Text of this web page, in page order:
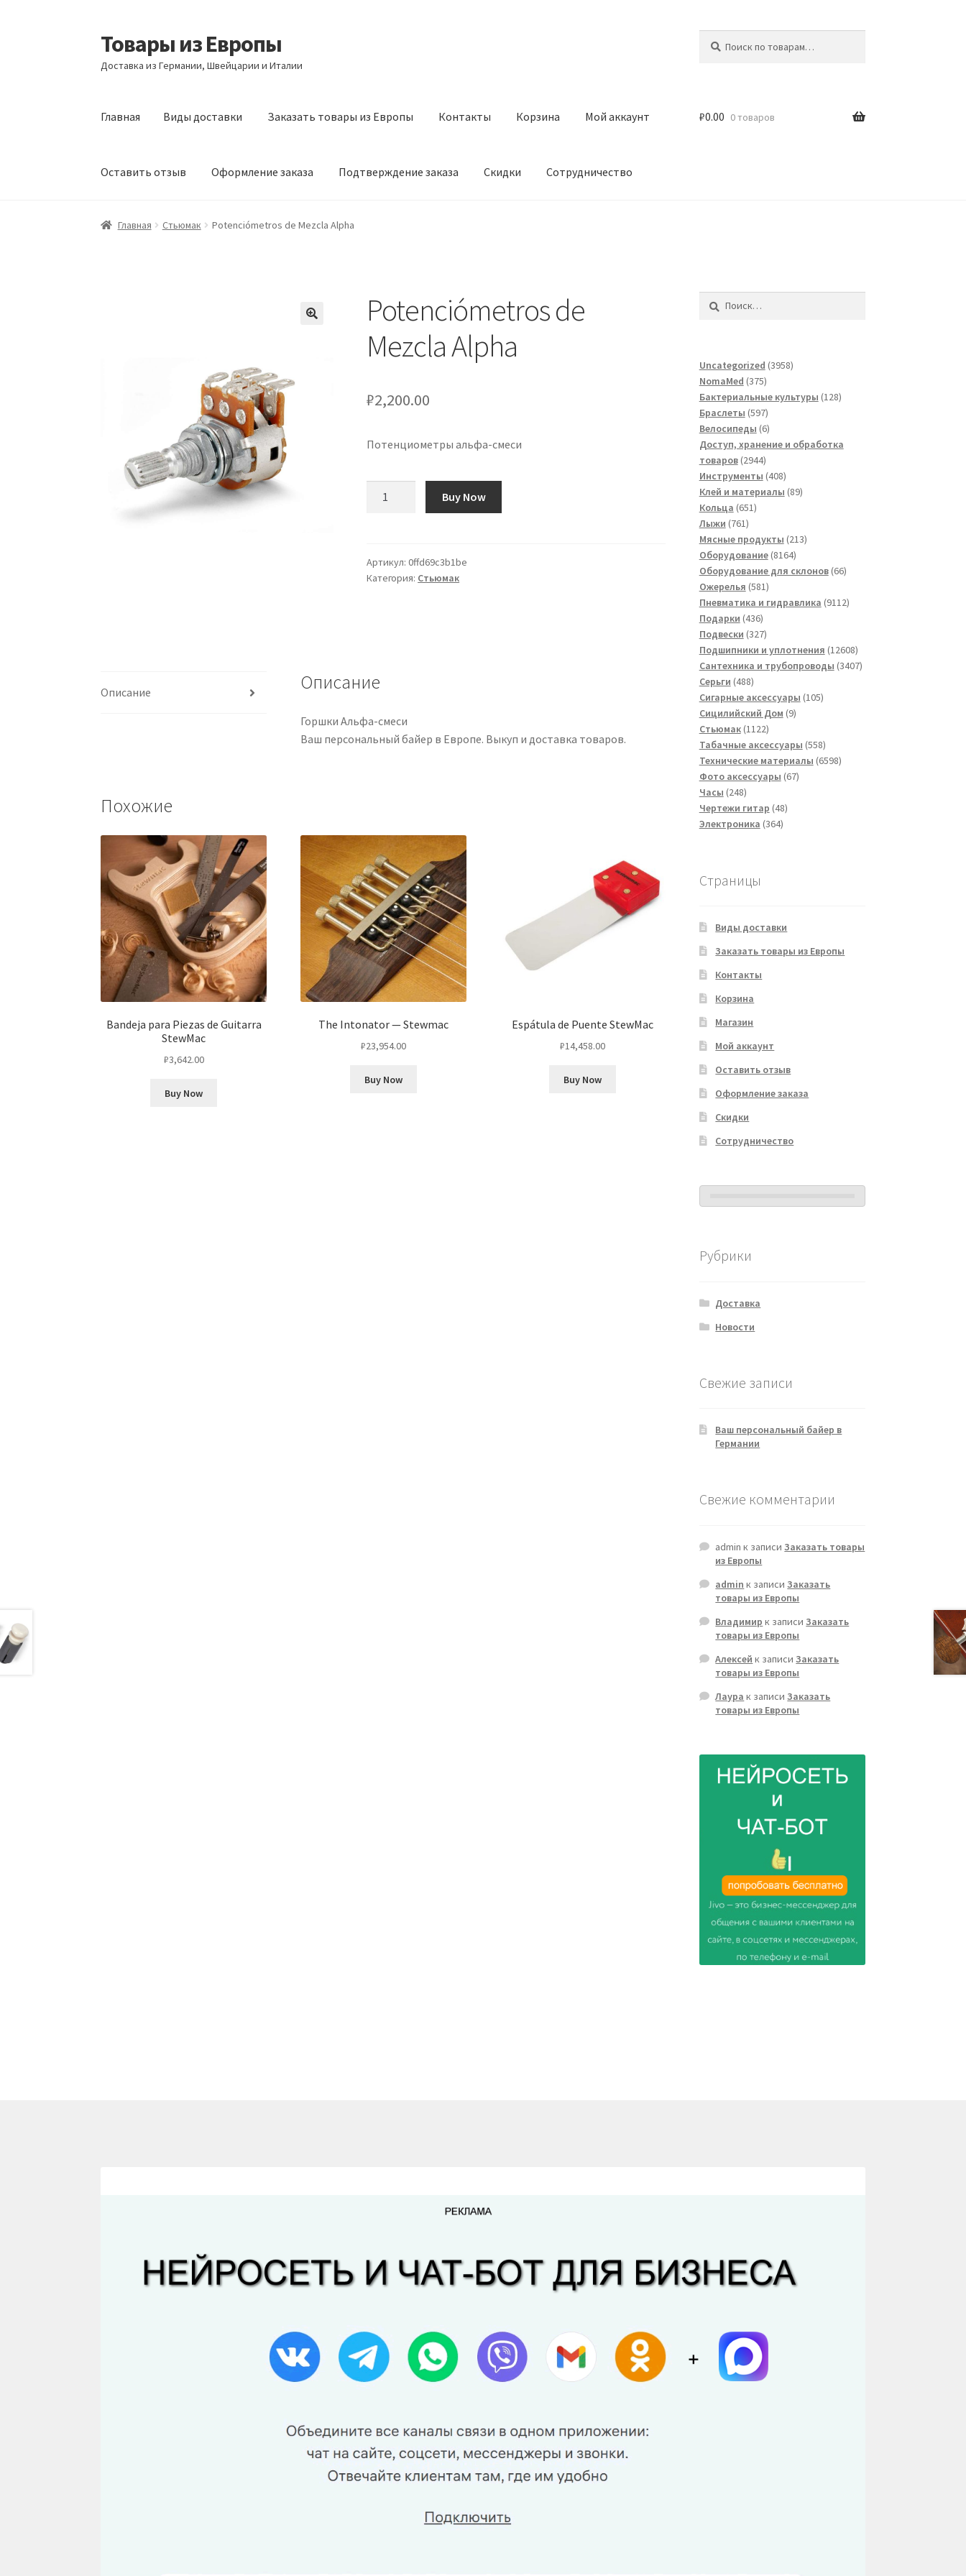
Перейти
к
навигации
Перейти
к
содержимому
Товары из Европы
Доставка из Германии, Швейцарии и Италии
Главная Виды доставки Заказать товары из Европы Контакты Корзина Мой аккаунт
Оставить отзыв Оформление заказа Подтверждение заказа Скидки Сотрудничество
Главная Виды доставки Заказать товары из Европы
₽0.00 0 товаров
Главная Стьюмак Potenciómetros de Mezcla Alpha
Potenciómetros de
Mezcla Alpha
₽2,200.00
Потенциометры альфа-смеси
Mezcla
Alpha
Buy Now
Артикул:0ffd69c3b1be
Категория: Стьюмак
Описание Описание
Горшки Альфа-смеси
Ваш персональный байер в Европе. Выкуп и доставка товаров.
Похожие
Bandeja para Piezas de Guitarra
StewMac
₽3,642.00
Buy Now
The Intonator — Stewmac
₽23,954.00
Buy Now
Espátula de Puente StewMac
₽14,458.00
Buy Now
Uncategorized 39583958
NomaMed 375375
товаров
Бактериальные культуры 128128
Браслеты 597597
товаров
Велосипеды 66
товаров
Доступ, хранение и обработка
товаров 29442944
товара
Инструменты 408408
товаров
Клей и материалы 8989
Кольца 651651
Лыжи 761761
товар
Мясные продукты 213213
Оборудование 81648164
товара
Оборудование для склонов 6666
Ожерелья 581581
товар
Пневматика и гидравлика 91129112
Подарки 436436
товаров
Подвески 327327
товаров
Подшипники и уплотнения 1260812608
товаров
Сантехника и трубопроводы 34073407
Серьги 488488
товаров
Сигарные аксессуары 105105
Сицилийский Дом 99
Стьюмак 11221122
товара
Табачные аксессуары 558558
товаров
Технические материалы 65986598
Фото аксессуары 6767
Часы 248248
товаров
Чертежи гитар 4848
Электроника 364364
Страницы
Виды доставки
Заказать товары из Европы
Контакты
Корзина
Магазин
Мой аккаунт
Оставить отзыв
Оформление заказа
Скидки
Сотрудничество
Рубрики
Доставка
Новости
Свежие записи
Ваш персональный байер в
Германии
Свежие комментарии
admin к записиЗаказать товары
из Европы
admin к записиЗаказать
товары из Европы
Владимир к записиЗаказать
товары из Европы
Алексей к записиЗаказать
товары из Европы
Лаура к записиЗаказать
товары из Европы